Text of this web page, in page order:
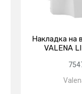
Накладка на
VALENA